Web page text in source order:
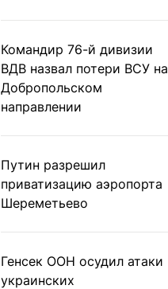
Командир 76-й дивизии
ВДВ назвал потери ВСУ на
Добропольском
направлении
Путин разрешил
приватизацию аэропорта
Шереметьево
Генсек ООН осудил атаки
украинских